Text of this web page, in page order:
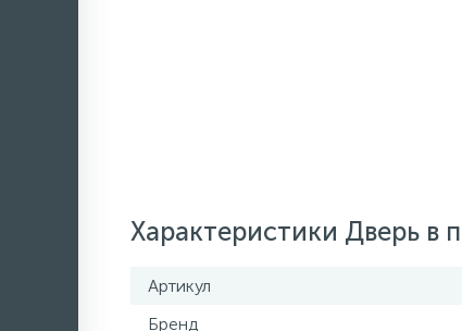
Характеристики Дверь в
Артикул
Бренд